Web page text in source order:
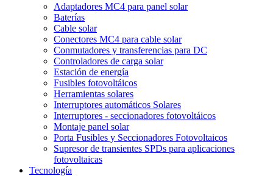
Adaptadores MC4 para panel solar
Baterías
Cable solar
Conectores MC4 para cable solar
Conmutadores y transferencias para DC
Controladores de carga solar
Estación de energía
Fusibles fotovoltáicos
Herramientas solares
Interruptores automáticos Solares
Interruptores - seccionadores fotovoltáicos
Montaje panel solar
Porta Fusibles y Seccionadores Fotovoltaicos
Supresor de transientes SPDs para aplicaciones
fotovoltaicas
Tecnología